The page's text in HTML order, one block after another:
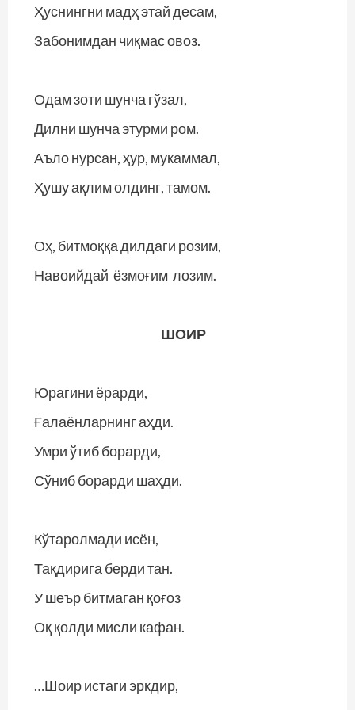
Ҳуснингни мадҳ этай десам,
Забонимдан чиқмас овоз.
Одам зоти шунча гўзал,
Дилни шунча этурми ром.
Аъло нурсан, ҳур, мукаммал,
Ҳушу ақлим олдинг, тамом.
Оҳ, битмоққа дилдаги розим,
Навоийдай ёзмоғим лозим.
ШОИР
Юрагини ёрарди,
Ғалаёнларнинг аҳди.
Умри ўтиб борарди,
Сўниб борарди шаҳди.
Кўтаролмади исён,
Тақдирига берди тан.
У шеър битмаган қоғоз
Оқ қолди мисли кафан.
…Шоир истаги эркдир,